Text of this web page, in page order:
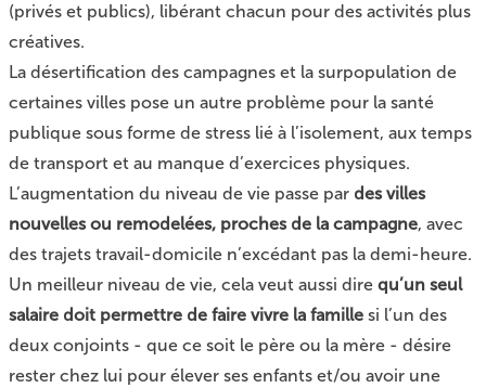
(privés et publics), libérant chacun pour des activités plus
créatives.
La désertification des campagnes et la surpopulation de
certaines villes pose un autre problème pour la santé
publique sous forme de stress lié à l’isolement, aux temps
de transport et au manque d’exercices physiques.
L’augmentation du niveau de vie passe par des villes
nouvelles ou remodelées, proches de la campagne, avec
des trajets travail-domicile n’excédant pas la demi-heure.
Un meilleur niveau de vie, cela veut aussi dire qu’un seul
salaire doit permettre de faire vivre la famille si l’un des
deux conjoints - que ce soit le père ou la mère - désire
rester chez lui pour élever ses enfants et/ou avoir une